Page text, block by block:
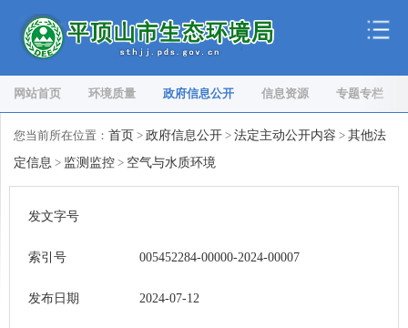
网站首页 环境质量 政府信息公开 信息资源 专题专栏
您当前所在位置： 首页 > 政府信息公开 > 法定主动公开内容 > 其他法
定信息 > 监测监控 > 空气与水质环境
发文字号
索引号 005452284-00000-2024-00007
发布日期 2024-07-12